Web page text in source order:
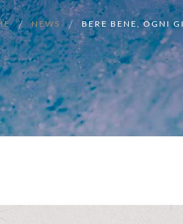
NEWS BERE BENE, OGNI